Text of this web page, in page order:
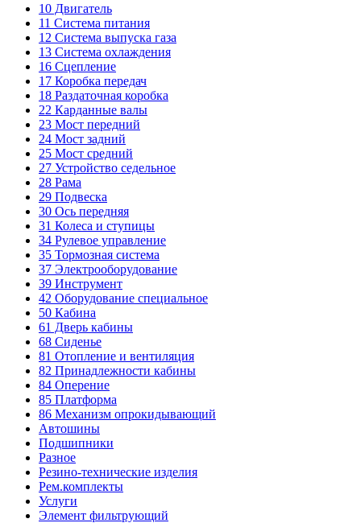
10 Двигатель
11 Система питания
12 Система выпуска газа
13 Система охлаждения
16 Сцепление
17 Коробка передач
18 Раздаточная коробка
22 Карданные валы
23 Мост передний
24 Мост задний
25 Мост средний
27 Устройство седельное
28 Рама
29 Подвеска
30 Ось передняя
31 Колеса и ступицы
34 Рулевое управление
35 Тормозная система
37 Электрооборудование
39 Инструмент
42 Оборудование специальное
50 Кабина
61 Дверь кабины
68 Сиденье
81 Отопление и вентиляция
82 Принадлежности кабины
84 Оперение
85 Платформа
86 Механизм опрокидывающий
Автошины
Подшипники
Разное
Резино-технические изделия
Рем.комплекты
Услуги
Элемент фильтрующий